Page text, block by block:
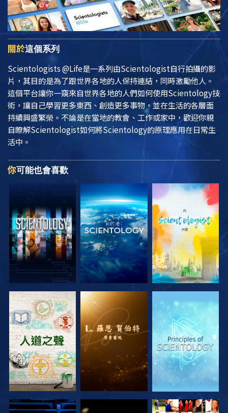
關於這個系列
Scientologists @Life是一系列由Scientologist自行拍攝的影
片，其目的是為了跟世界各地的人保持連結，同時激勵他人。
這個平台讓你一窺來自世界各地的人們如何使用Scientology技
術，讓自己學習更多東西、創造更多事物，並在生活的各層面
持續興盛繁榮。不論是在當地的教會、工作或家中，歡迎你親
自瞭解Scientologist如何將Scientology的原理應用在日常生
活中。
你可能也會喜歡
探索系列節目 探索系列節目 探索系列節目